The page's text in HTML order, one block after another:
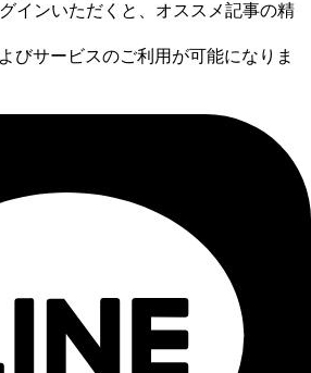
インいただくと、オススメ記事の精
びサービスのご利用が可能になりま